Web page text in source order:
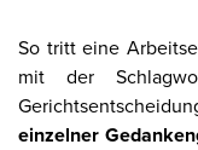
So tritt eine
mit der
einzelner